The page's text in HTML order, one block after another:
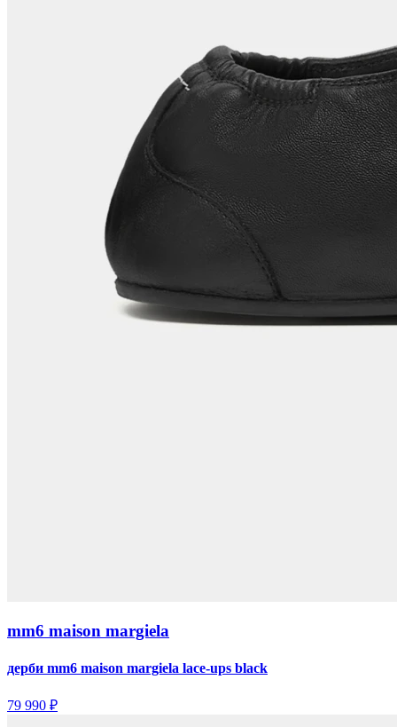
mm6 maison margiela
дерби mm6 maison margiela lace-ups black
79 990 ₽